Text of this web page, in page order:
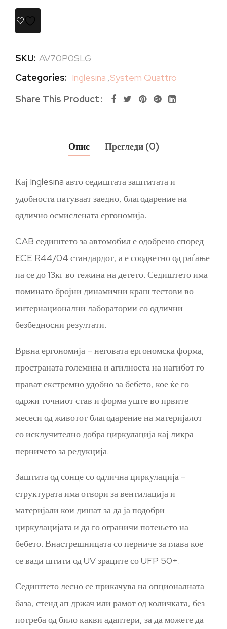
SKU: AV70P0SLG
Categories: Inglesina ,System Quattro
Share This Product
Опис Прегледи (0)
Кај Inglesina авто седиштата заштитата и
удобноста патуваат заедно, благодарение на
одлично осмислената ергономија.
CAB седиштето за автомобил е одобрено според
ECE R44/04 стандардот, а е соодветно од раѓање
па се до 13кг во тежина на детето. Седиштето има
поминато бројни динамични краш тестови во
интернационални лаборатории со одлични
безбедносни резултати.
Врвна ергономија – неговата ергономска форма,
пространата големина и агилноста на нагибот го
прават екстремно удобно за бебето, кое ќе го
одржи точниот став и форма уште во првите
месеси од животот благодарение на материјалот
со исклучително добра циркулација кај ликра
перничето за редукција.
Заштита од сонце со одлична циркулација –
структурата има отвори за вентилација и
материјали кои дишат за да ја подобри
циркулацијата и да го ограничи потењето на
бебето. Внастрешницата со перниче за глава кое
се вади штити од UV зраците со UFP 50+.
Седиштето лесно се прикачува на опционалната
база, стенд ап држач или рамот од количката, без
потреба од било какви адаптери, за да можете да